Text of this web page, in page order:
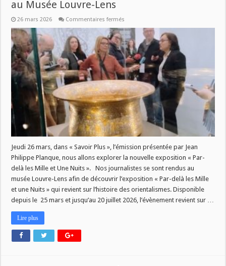
au Musée Louvre-Lens
26 mars 2026 Commentaires fermés
Plus
–
Jeudi
26
mars
à
11h
:
L’exposition
Par-
delà
les
Mille
et
Une
Nuits
au
Musée
Louvre-
Lens
Jeudi 26 mars, dans « Savoir Plus », l’émission présentée par Jean
Philippe Planque, nous allons explorer la nouvelle exposition « Par-
delà les Mille et Une Nuits ». Nos journalistes se sont rendus au
musée Louvre-Lens afin de découvrir l’exposition « Par-delà les Mille
et une Nuits » qui revient sur l’histoire des orientalismes. Disponible
depuis le 25 mars et jusqu’au 20 juillet 2026, l’évènement revient sur …
Lire plus